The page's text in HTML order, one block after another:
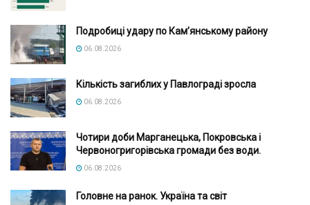
Подробиці удару по Кам’янському району
06.08.2026
Кількість загиблих у Павлограді зросла
06.08.2026
Чотири доби Марганецька, Покровська і
Червоногригорівська громади без води.
06.08.2026
Головне на ранок. Україна та світ